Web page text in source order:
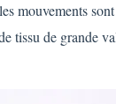
mouvements
tissu de grande